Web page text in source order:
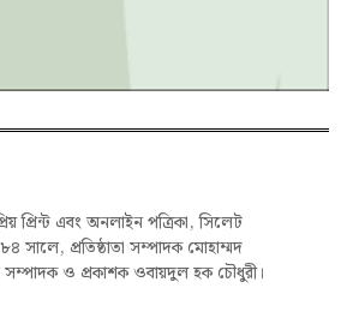
প্রিন্ট এবং অনলাইন পত্রিকা, সিলেট
সালে, প্রতিষ্ঠাতা সম্পাদক মোহাম্মদ
ও প্রকাশক ওবায়দুল হক চৌধুরী।